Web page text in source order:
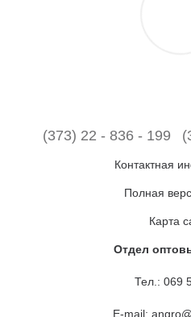
(373) 22 - 836 - 199
Контактная
Полная
Карта
Отдел
Тел.: 069
E-mail: